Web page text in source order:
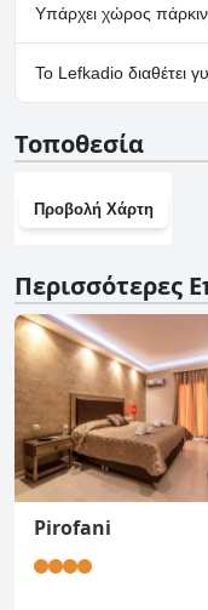
τους είτε δίπλα στην
Υπάρχει χώρος
Ναι, υπάρχουν
Το Lefkadio διαθέτει
Τοποθεσία
Προβολή Χάρτη
Περισσότερες
Pirofani